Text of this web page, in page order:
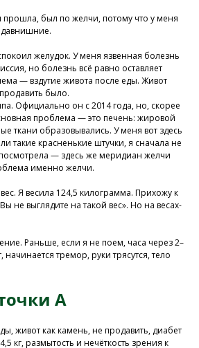
прошла, был по желчи, потому что у меня
желудок. У меня язвенная болезнь
но болезнь всё равно оставляет
— вздутие живота после еды. Живот
было.
Официально он с 2014 года, но, скорее
проблема — это печень: жировой
ткани образовывались. У меня вот здесь
такие красненькие штучки, я сначала не
посмотрела — здесь же меридиан желчи
именно желчи.
Я весила 124,5 килограмма. Прихожу к
не выглядите на такой вес». Но на весах-
Раньше, если я не поем, часа через 2–
начинается тремор, руки трясутся, тело
А
живот как камень, не продавить, диабет
кг, размытость и нечёткость зрения к